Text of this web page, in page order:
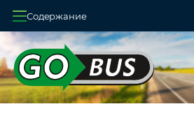
Содержание
Главная
О системе